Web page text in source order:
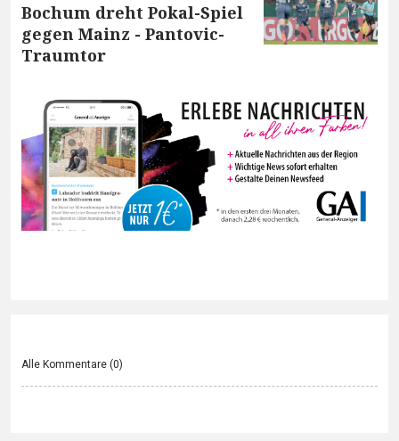
Bochum dreht Pokal-Spiel
gegen Mainz - Pantovic-
Traumtor
Alle Kommentare (0)